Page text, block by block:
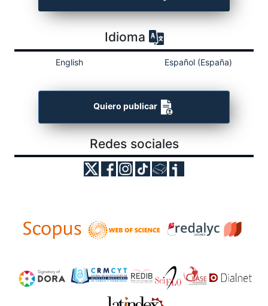
Idioma
English Español (España)
Quiero publicar
Redes sociales